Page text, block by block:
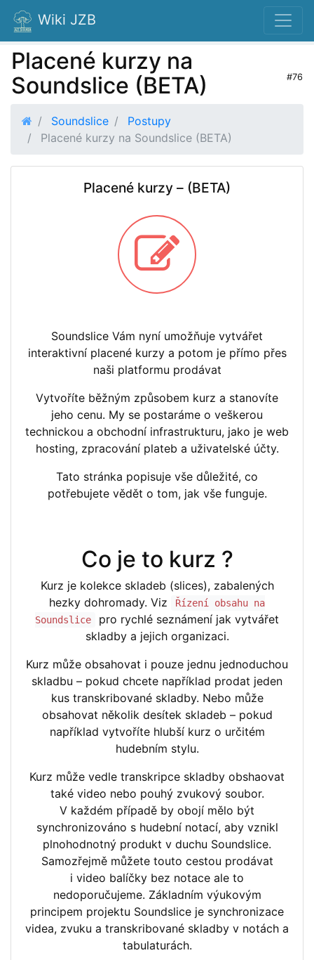
Wiki JZB
Placené kurzy na
Soundslice (BETA)
#76
Soundslice
Postupy
Placené kurzy na Soundslice (BETA)
Placené kurzy – (BETA)
Soundslice Vám nyní umožňuje vytvářet
interaktivní placené kurzy a potom je přímo přes
naši platformu prodávat
Vytvoříte běžným způsobem kurz a stanovíte
jeho cenu. My se postaráme o veškerou
technickou a obchodní infrastrukturu, jako je web
hosting, zpracování plateb a uživatelské účty.
Tato stránka popisuje vše důležité, co
potřebujete vědět o tom, jak vše funguje.
Co je to kurz ?
Kurz je kolekce skladeb (slices), zabalených
hezky dohromady. Viz
Řízení obsahu na
Soundslice
pro rychlé seznámení jak vytvářet
skladby a jejich organizaci.
Kurz může obsahovat i pouze jednu jednoduchou
skladbu – pokud chcete například prodat jeden
kus transkribované skladby. Nebo může
obsahovat několik desítek skladeb – pokud
například vytvoříte hlubší kurz o určitém
hudebním stylu.
Kurz může vedle transkripce skladby obshaovat
také video nebo pouhý zvukový soubor.
V každém případě by obojí mělo být
synchronizováno s hudební notací, aby vznikl
plnohodnotný produkt v duchu Soundslice.
Samozřejmě můžete touto cestou prodávat
i video balíčky bez notace ale to
nedoporučujeme. Základním výukovým
principem projektu Soundslice je synchronizace
videa, zvuku a transkribované skladby v notách a
tabulaturách.